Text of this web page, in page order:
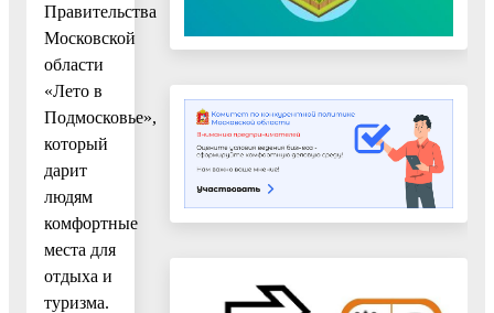
Правительства
Московской
области
«Лето в
Подмосковье»,
который
дарит
людям
комфортные
места для
отдыха и
туризма.